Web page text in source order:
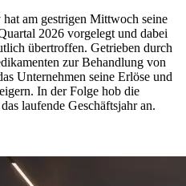
am gestrigen Mittwoch seine
2026 vorgelegt und dabei
übertroffen. Getrieben durch
zur Behandlung von
Unternehmen seine Erlöse und
In der Folge hob die
laufende Geschäftsjahr an.